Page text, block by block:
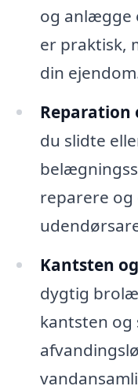
og anlægge
er praktisk,
din
Reparation
du slidte
reparere
Kantsten
dygtig
kantsten